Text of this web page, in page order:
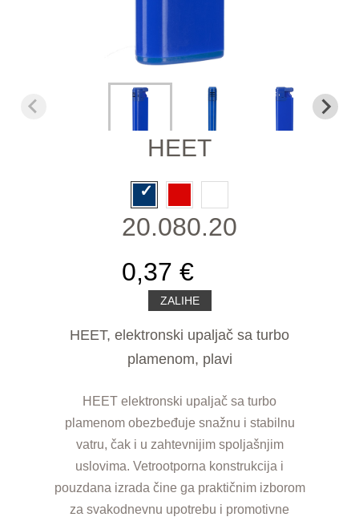
HEET
20.080.20
0,37 €
ZALIHE
HEET, elektronski upaljač sa turbo
plamenom, plavi
HEET elektronski upaljač sa turbo
plamenom obezbeđuje snažnu i stabilnu
vatru, čak i u zahtevnijim spoljašnjim
uslovima. Vetrootporna konstrukcija i
pouzdana izrada čine ga praktičnim izborom
za svakodnevnu upotrebu i promotivne